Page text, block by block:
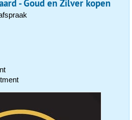
- Goud en Zilver kopen